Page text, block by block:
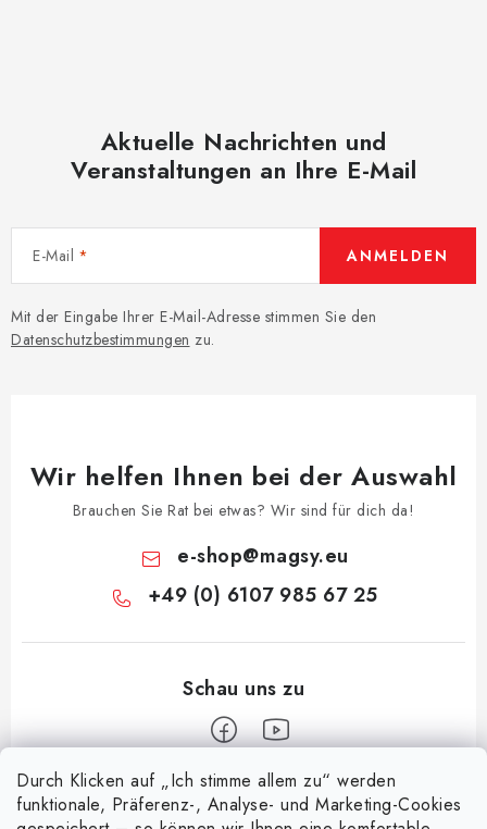
Durch Klicken auf „Ich stimme allem zu“ werden
funktionale, Präferenz-, Analyse- und Marketing-Cookies
Aktuelle Nachrichten und
Veranstaltungen an Ihre E-Mail
E-Mail
Mit der Eingabe Ihrer E-Mail-Adresse stimmen Sie den
Datenschutzbestimmungen zu.
ANMELDEN
Wir helfen Ihnen bei der Auswahl
Brauchen Sie Rat bei etwas? Wir sind für dich da!
e-shop@magsy.eu
+49 (0) 6107 985 67 25